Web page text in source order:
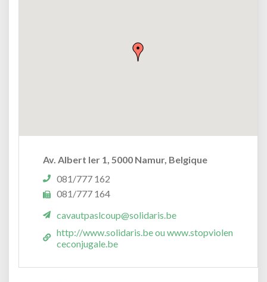
Av. Albert Ier 1, 5000 Namur, Belgique
081/777 162
081/777 164
cavautpaslcoup@solidaris.be
http://www.solidaris.be ou www.stopviolen
ceconjugale.be